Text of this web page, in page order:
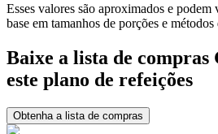
Esses valores são aproximados e
base em tamanhos de porções e
Baixe a lista de
este plano de refeições
Obtenha a lista de compras